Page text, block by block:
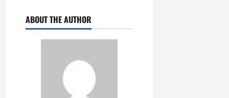
ABOUT THE AUTHOR